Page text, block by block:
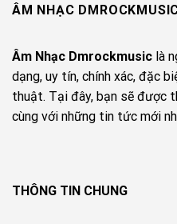
ÂM NHẠC
Âm Nhạc Dmrockmusic là
dạng, uy tín, chính xác, đặc
thuật. Tại đây, bạn sẽ được
cùng với những tin tức mới
THÔNG TIN CHUNG